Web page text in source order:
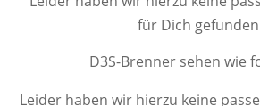
für Dich
D3S-Brenner sehen wie
Leider haben wir hierzu keine